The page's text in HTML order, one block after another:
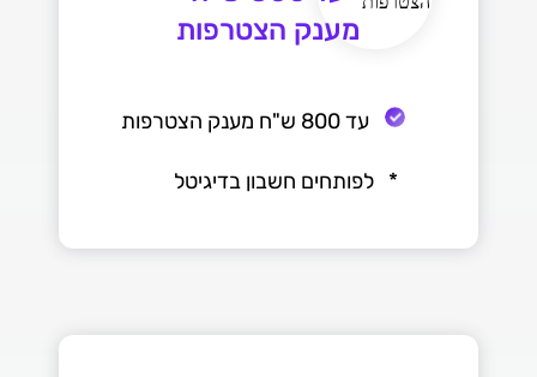
מענק הצטרפות
עד 800 ש"ח מענק הצטרפות
* לפותחים חשבון בדיגיטל